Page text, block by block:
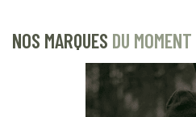
NOS MARQUES DU MOMENT